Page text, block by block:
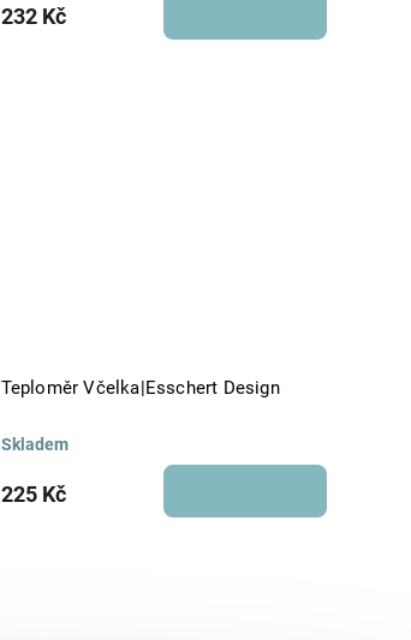
232 Kč
Teploměr Včelka|Esschert Design
Skladem
225 Kč